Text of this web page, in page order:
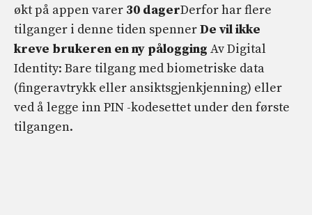
økt på appen varer 30 dagerDerfor har flere
tilganger i denne tiden spennerDe vil ikke
kreve brukeren en ny pålogging Av Digital
Identity: Bare tilgang med biometriske data
(fingeravtrykk eller ansiktsgjenkjenning) eller
ved å legge inn PIN -kodesettet under den første
tilgangen.